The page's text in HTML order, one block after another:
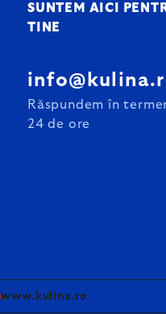
SUNTEM AICI
TINE
Răspundem în
24 de ore
www.kulina.ro